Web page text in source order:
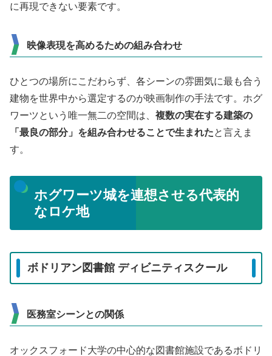
に再現できない要素です。
映像表現を高めるための組み合わせ
ひとつの場所にこだわらず、各シーンの雰囲気に最も合う
建物を世界中から選定するのが映画制作の手法です。ホグ
ワーツという唯一無二の空間は、 複数の実在する建築の
「最良の部分」を組み合わせることで生まれたと言えま
す。
ホグワーツ城を連想させる代表的
なロケ地
ボドリアン図書館 ディビニティスクール
医務室シーンとの関係
オックスフォード大学の中心的な図書館施設であるボドリ